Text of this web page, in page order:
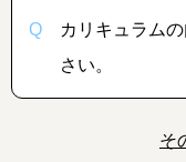
カリキュラム
さい。
そ